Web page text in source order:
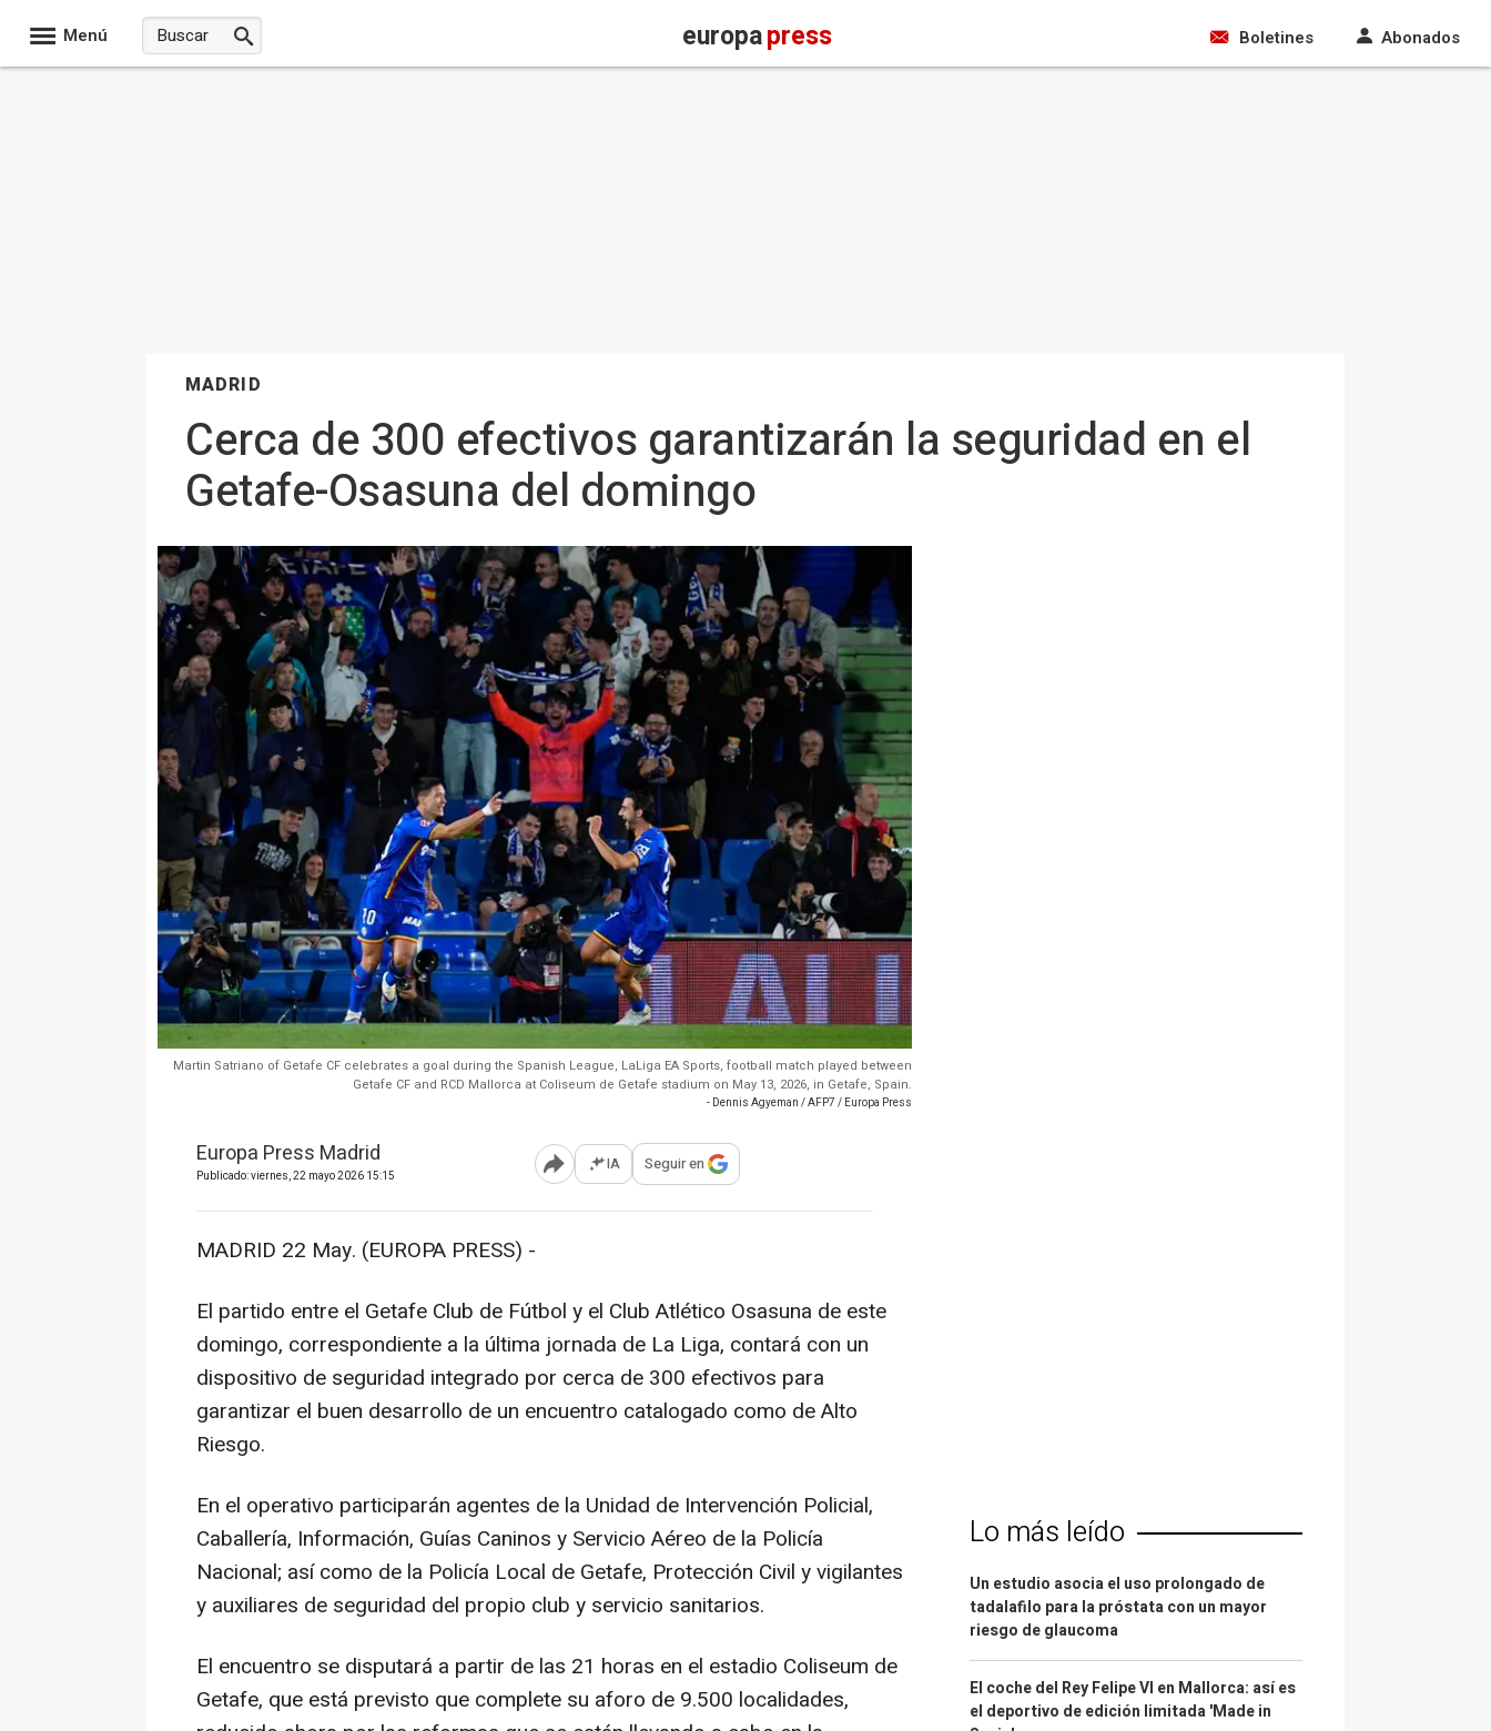
Menú europapress Boletines Abonados
MADRID
Cerca de 300 efectivos garantizarán la seguridad en el
Getafe-Osasuna del domingo
Martin Satriano of Getafe CF celebrates a goal during the Spanish League, LaLiga EA Sports, football match played between
Getafe CF and RCD Mallorca at Coliseum de Getafe stadium on May 13, 2026, in Getafe, Spain.
- Dennis Agyeman / AFP7 / Europa Press
Europa Press Madrid
Publicado: viernes, 22 mayo 2026 15:15 Abrir opciones para compartir
IA Seguir en
MADRID 22 May. (EUROPA PRESS) -
El partido entre el Getafe Club de Fútbol y el Club Atlético Osasuna de este
domingo, correspondiente a la última jornada de La Liga, contará con un
dispositivo de seguridad integrado por cerca de 300 efectivos para
garantizar el buen desarrollo de un encuentro catalogado como de Alto
Riesgo.
En el operativo participarán agentes de la Unidad de Intervención Policial,
Caballería, Información, Guías Caninos y Servicio Aéreo de la Policía
Nacional; así como de la Policía Local de Getafe, Protección Civil y vigilantes
y auxiliares de seguridad del propio club y servicio sanitarios.
El encuentro se disputará a partir de las 21 horas en el estadio Coliseum de
Getafe, que está previsto que complete su aforo de 9.500 localidades,
Lo más leído
Un estudio asocia el uso prolongado de
tadalafilo para la próstata con un mayor
riesgo de glaucoma
El coche del Rey Felipe VI en Mallorca: así es
el deportivo de edición limitada 'Made in